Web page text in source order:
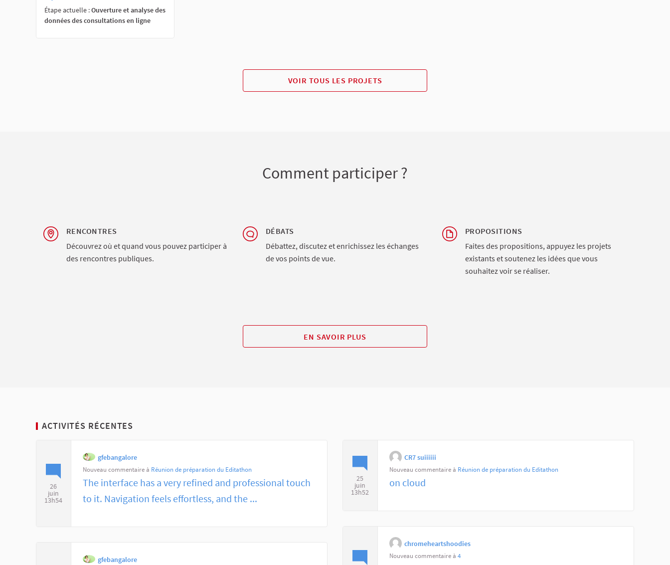
Étape actuelle :Ouverture et analyse des
données des consultations en ligne
VOIR TOUS LES PROJETS
Comment participer ?
RENCONTRES
Découvrez où et quand vous pouvez participer à
des rencontres publiques.
DÉBATS
Débattez, discutez et enrichissez les échanges
de vos points de vue.
PROPOSITIONS
Faites des propositions, appuyez les projets
existants et soutenez les idées que vous
souhaitez voir se réaliser.
EN SAVOIR PLUS
ACTIVITÉS RÉCENTES
26
juin
13h54
gfebangalore
Nouveau commentaire à Réunion de préparation du Editathon
The interface has a very refined and professional touch
to it. Navigation feels effortless, and the ...
gfebangalore
25
juin
13h52
CR7 suiiiiii
Nouveau commentaire à Réunion de préparation du Editathon
on cloud
chromeheartshoodies
Nouveau commentaire à 4